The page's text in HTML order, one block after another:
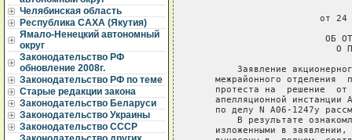
Челябинская область
Республика САХА (Якутия)
Ямало-Ненецкий автономный
округ
Законодательство РФ
обновление 2008г.
Законодательство РФ по теме
Старые редакции закона
Законодательство Беларуси
Законодательство Украины
Законодательство СССР
от 24
ОБ
О
Заявление
межрайонного отделения
протеста на  решение
апелляционной инстанции
по делу N А06-1247у
В результате
изложенными в